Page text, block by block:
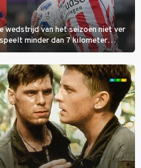
wedstrijd van het seizoen niet ver
minder dan 7 kilometer
spits Nacho Ferri aan van